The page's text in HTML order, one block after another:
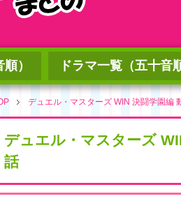
） ドラマ一覧（五十音
デュエル・マスターズ WIN 決闘学園編
デュエル・マスターズ
話